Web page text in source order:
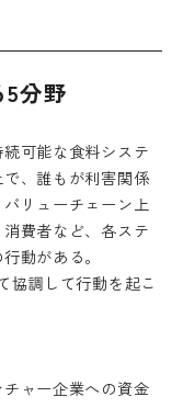
分野
可能な食料システ
、誰もが利害関係
リューチェーン上
費者など、各ステ
動がある。
協調して行動を起こ
ャー企業への資金